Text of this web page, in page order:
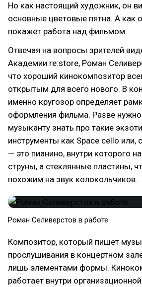
Но как настоящий художник, он
основные цветовые пятна. А как
покажет работа над фильмом.
Отвечая на вопросы зрителей
Академии re:store, Роман
что хороший кинокомпозитор
открытым для всего нового. В
именно кругозор определяет
оформления фильма. Разве
музыканту знать про такие
инструменты как Space cello или,
— это пианино, внутри которого
струны, а стеклянные пластины,
похожим на звук колокольчиков.
Роман Селиверстов в работе.
Композитор, который пишет
прослушивания в концертном
лишь элементами формы.
работает внутри